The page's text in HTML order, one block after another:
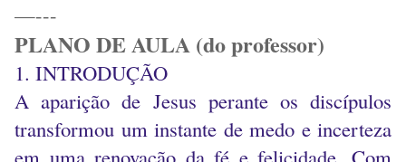
—---
PLANO DE AULA (do professor)
1. INTRODUÇÃO
A aparição de Jesus perante os discípulos
transformou um instante de medo e incerteza
em uma renovação da fé e felicidade. Com